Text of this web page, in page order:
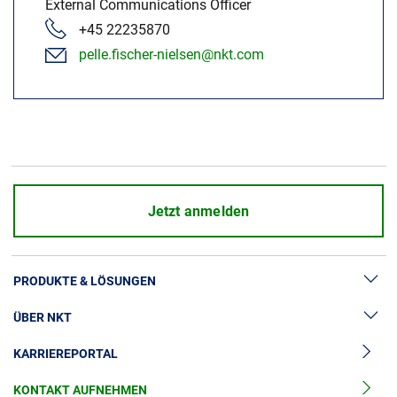
External Communications Officer
+45 22235870
pelle.fischer-nielsen@nkt.com
Jetzt anmelden
PRODUKTE & LÖSUNGEN
Hochspannung
Kabelgarnituren
Mittelspannungskabel
ÜBER NKT
News & Presse
Unsere Geschichte
KARRIEREPORTAL
KONTAKT AUFNEHMEN